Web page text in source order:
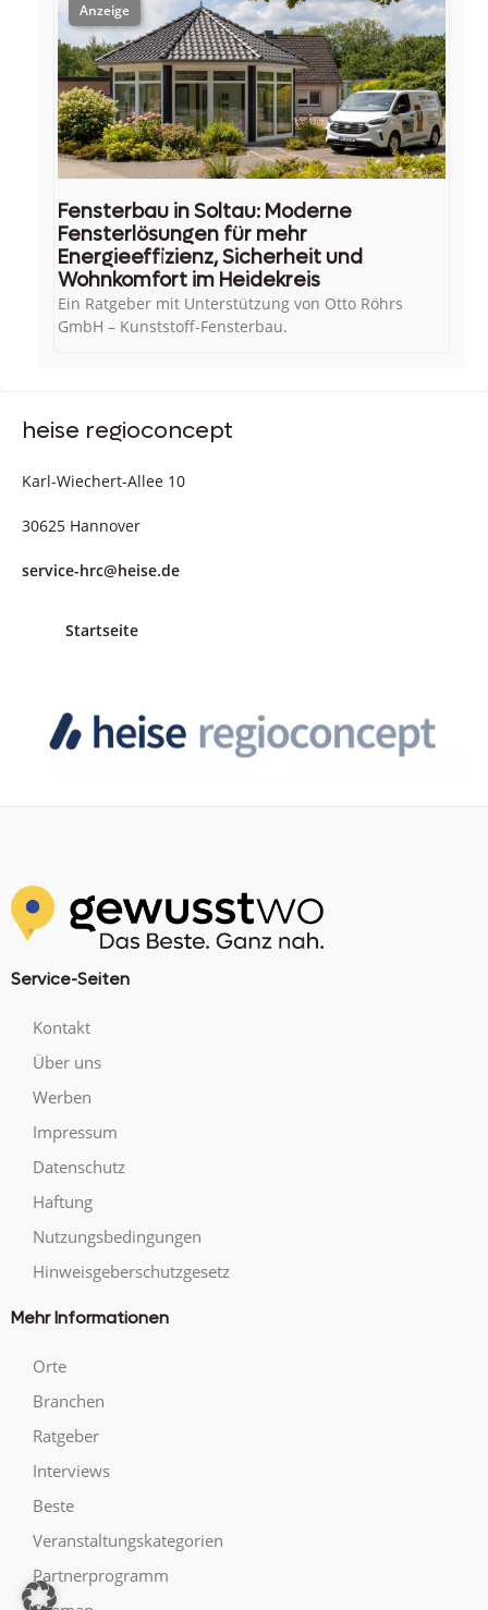
Fensterbau in Soltau: Moderne
Fensterlösungen für mehr
Energieeffizienz, Sicherheit und
Wohnkomfort im Heidekreis
Ein Ratgeber mit Unterstützung von Otto Röhrs
GmbH – Kunststoff-Fensterbau.
heise regioconcept
Karl-Wiechert-Allee 10
30625 Hannover
service-hrc@heise.de
Startseite
Service-Seiten
Kontakt
Über uns
Werben
Impressum
Datenschutz
Haftung
Nutzungsbedingungen
Hinweisgeberschutzgesetz
Mehr Informationen
Orte
Branchen
Ratgeber
Interviews
Beste
Veranstaltungskategorien
Partnerprogramm